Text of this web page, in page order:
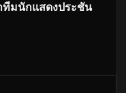
มนักแสดงประชัน